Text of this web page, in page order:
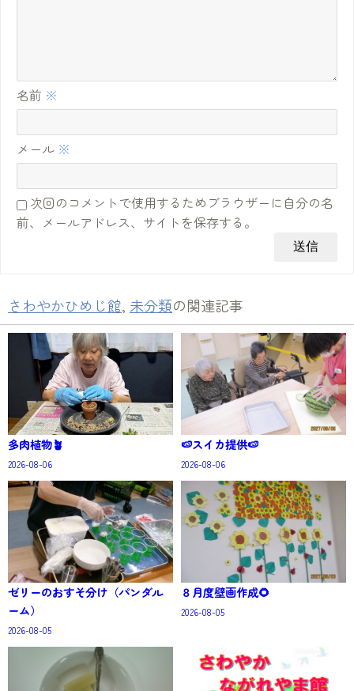
名前 ※
メール ※
次回のコメントで使用するためブラウザーに自分の名
前、メールアドレス、サイトを保存する。
さわやかひめじ館, 未分類の関連記事
多肉植物🪴
2026-08-06
🍉スイカ提供🍉
2026-08-06
ゼリーのおすそ分け（パンダル
ーム）
2026-08-05
８月度壁画作成🌻
2026-08-05